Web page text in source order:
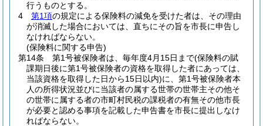
行うものとする。
4
第1項の規定による保険料の減免を受けた者は、その理由
が消滅した場合においては、直ちにその旨を市長に申告し
なければならない。
(保険料に関する申告)
第14条
第1号被保険者は、毎年度4月15日まで(保険料の賦
課期日後に第1号被保険者の資格を取得した者にあっては、
当該資格を取得した日から15日以内)に、第1号被保険者本
人の所得状況並びに当該者の属する世帯の世帯主その他そ
の世帯に属する者の市町村民税の課税者の有無その他市長
が必要と認める事項を記載した申告書を市長に提出しなけ
ればならない。